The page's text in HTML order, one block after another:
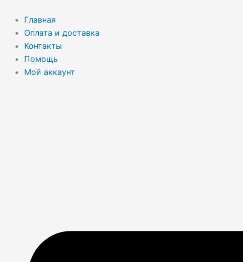
содержимому
Главная
Оплата и доставка
Контакты
Помощь
Мой аккаунт